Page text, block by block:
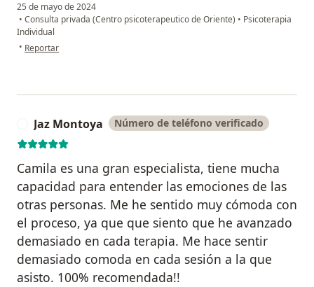
25 de mayo de 2024
• Consulta privada (Centro psicoterapeutico de Oriente) • Psicoterapia
Individual
• en opinión del usuario C P R O
Reportar
Jaz Montoya Número de teléfono verificado
Camila es una gran especialista, tiene mucha
capacidad para entender las emociones de las
otras personas. Me he sentido muy cómoda con
el proceso, ya que que siento que he avanzado
demasiado en cada terapia. Me hace sentir
demasiado comoda en cada sesión a la que
asisto. 100% recomendada!!